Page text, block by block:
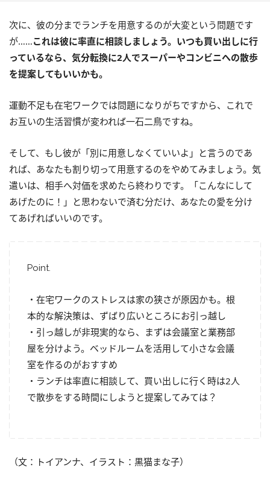
次に、彼の分までランチを用意するのが大変という問題です
が……これは彼に率直に相談しましょう。いつも買い出しに行
っているなら、気分転換に2人でスーパーやコンビニへの散歩
を提案してもいいかも。
運動不足も在宅ワークでは問題になりがちですから、これで
お互いの生活習慣が変われば一石二鳥ですね。
そして、もし彼が「別に用意しなくていいよ」と言うのであ
れば、あなたも割り切って用意するのをやめてみましょう。気
遣いは、相手へ対価を求めたら終わりです。「こんなにして
あげたのに！」と思わないで済む分だけ、あなたの愛を分け
てあげればいいのです。
Point.
・在宅ワークのストレスは家の狭さが原因かも。根
本的な解決策は、ずばり広いところにお引っ越し
・引っ越しが非現実的なら、まずは会議室と業務部
屋を分けよう。ベッドルームを活用して小さな会議
室を作るのがおすすめ
・ランチは率直に相談して、買い出しに行く時は2人
で散歩をする時間にしようと提案してみては？
（文：トイアンナ、イラスト：黒猫まな子）